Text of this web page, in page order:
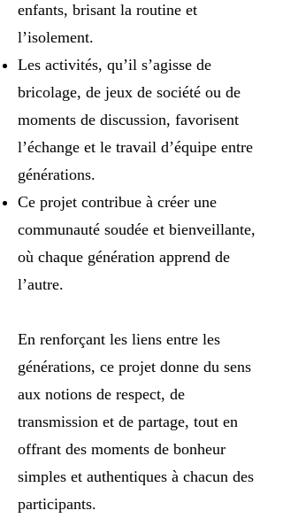
enfants, brisant la routine et
l’isolement.
Les activités, qu’il s’agisse de
bricolage, de jeux de société ou de
moments de discussion, favorisent
l’échange et le travail d’équipe entre
générations.
Ce projet contribue à créer une
communauté soudée et bienveillante,
où chaque génération apprend de
l’autre.
En renforçant les liens entre les
générations, ce projet donne du sens
aux notions de respect, de
transmission et de partage, tout en
offrant des moments de bonheur
simples et authentiques à chacun des
participants.